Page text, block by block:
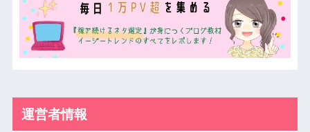
運営者情報